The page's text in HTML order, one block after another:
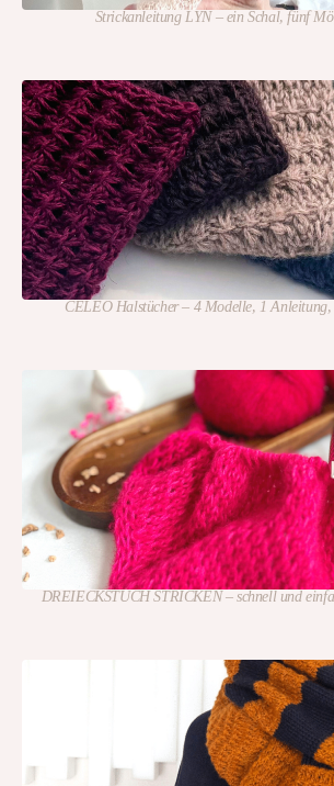
Strickanleitung LYN – ein Schal, fünf
CELEO Halstücher – 4 Modelle, 1 Anleitung,
DREIECKSTUCH STRICKEN – schnell und